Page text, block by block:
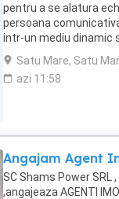
pentru a se alatura
persoana
intr-un mediu dinamic
pentru tine.
Satu Mare, Satu
azi 11:58
Angajam Agent
SC Shams Power SRL
,angajeaza AGENTI